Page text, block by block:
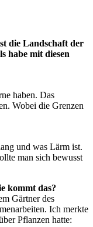
die Landschaft der
habe mit diesen
haben. Das
Wobei die Grenzen
und was Lärm ist.
man sich bewusst
kommt das?
Gärtner des
Ich merkte
Pflanzen hatte: